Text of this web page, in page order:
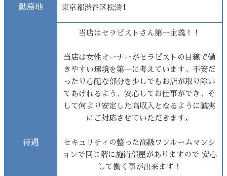
勤務地 東京都渋谷区松濤1
待遇
当店はセラピストさん第一主義！！
当店は女性オーナーがセラピストの目線で働
きやすい環境を第一に考えています、不安だ
ったり心配な部分を少しでもお店が取り除い
てあげれるよう、安心してお仕事ができ、そ
して何より安定した高収入となるように誠実
にご対応させていただきます。
セキュリティの整った高級ワンルームマンシ
ョンで同じ階に施術部屋がありますので 安心
して働く事が出来ます！